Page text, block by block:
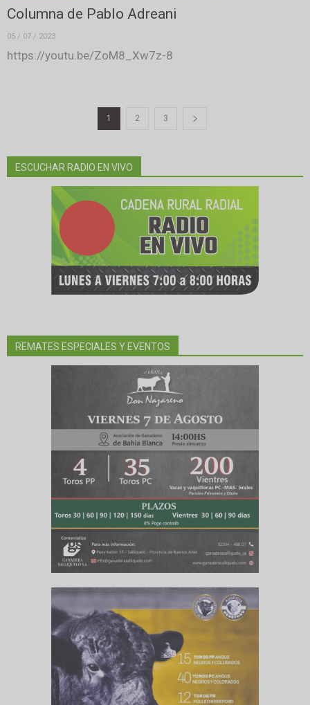
Columna de Pablo Adreani
05 / 07 / 2023
https://youtu.be/ZoM8_Xw7z-8
1 2 3
ESCUCHAR RADIO EN VIVO
REMATES ESPECIALES Y EVENTOS